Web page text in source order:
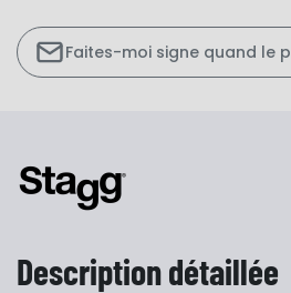
Faites-moi signe quand le
Description détaillée